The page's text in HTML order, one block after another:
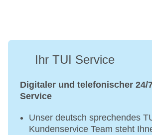
Ihr TUI Service
Digitaler und telefonischer 24/
Service
Unser deutsch sprechendes
Kundenservice Team steht